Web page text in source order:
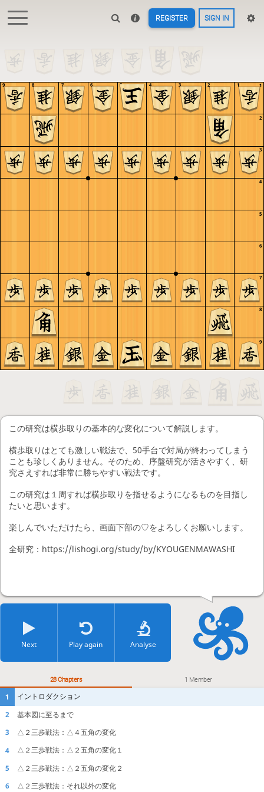
REGISTER SIGN IN
9
8
7
6
5
4
3
2
1
9 8 7 6 5 4 3 2 1
この研究は横歩取りの基本的な変化について解説します。
横歩取りはとても激しい戦法で、50手台で対局が終わってしまう
ことも珍しくありません。そのため、序盤研究が活きやすく、研
究さえすれば非常に勝ちやすい戦法です。
この研究は１周すれば横歩取りを指せるようになるものを目指し
たいと思います。
楽しんでいただけたら、画面下部の♡をよろしくお願いします。
全研究：https://lishogi.org/study/by/KYOUGENMAWASHI
Next Play again Analyse
28 Chapters 1 Member
1
イントロダクション
2
基本図に至るまで
3
△２三歩戦法：△４五角の変化
4
△２三歩戦法：△２五角の変化１
5
△２三歩戦法：△２五角の変化２
6
△２三歩戦法：それ以外の変化